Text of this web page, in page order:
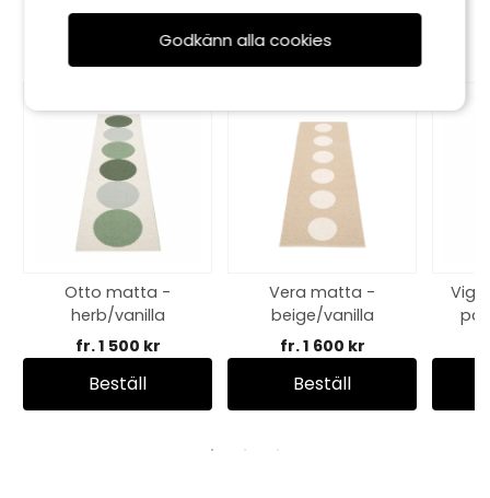
Rekommenderade tillbehör
Otto matta -
herb/vanilla
fr. 1 500 kr
Beställ
Vera matta -
beige/vanilla
fr. 1 600 kr
Beställ
Godkänn alla cookies